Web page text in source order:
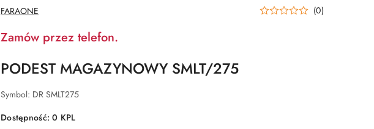
NAZWA
PRODUCENTA:
FARAONE (0)
Zamów przez telefon.
PODEST MAGAZYNOWY SMLT/275
Symbol: DR SMLT275
Dostępność:0 KPL